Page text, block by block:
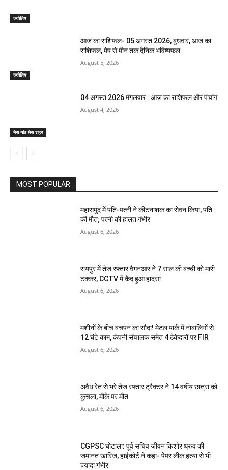
ज्योतिष
ज्योतिष
आज का राशिफल- 05 अगस्त 2026, बुधवार, आज का
राशिफल, मेष से मीन तक दैनिक भविष्यफल
August 5, 2026
मेरा गांव मेरा शहर
04 अगस्त 2026 मंगलवार : आज का राशिफल और पंचांग
August 4, 2026
MOST POPULAR
महासमुंद में पति-पत्नी ने कीटनाशक का सेवन किया, पति
की मौत; पत्नी की हालत गंभीर
August 6, 2026
रायपुर में तेज रफ्तार वैगनआर ने 7 साल की बच्ची को मारी
टक्कर, CCTV में कैद हुआ हादसा
August 6, 2026
मशीनों के बीच बचपन का सौदा! मेटल पार्क में नाबालिगों से
12 घंटे काम, कंपनी संचालक समेत 4 ठेकेदारों पर FIR
August 6, 2026
अवैध रेत से भरे तेज रफ्तार ट्रैक्टर ने 14 वर्षीय छात्रा को
कुचला, मौके पर मौत
August 6, 2026
CGPSC घोटाला: पूर्व सचिव जीवन किशोर ध्रुव की
जमानत खारिज, हाईकोर्ट ने कहा- पेपर लीक हत्या से भी
ज्यादा गंभीर